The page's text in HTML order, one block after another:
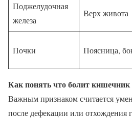
Поджелудочная
железа
Верх живота
Почки Поясница,
Как понять что болит кишечник
Важным признаком считается
после дефекации или отхождения